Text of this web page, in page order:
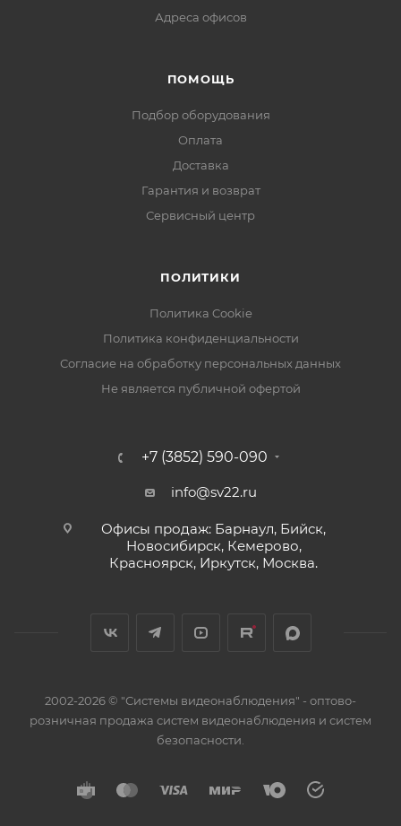
Адреса офисов
ПОМОЩЬ
Подбор оборудования
Оплата
Доставка
Гарантия и возврат
Сервисный центр
ПОЛИТИКИ
Политика Cookie
Политика конфиденциальности
Согласие на обработку персональных данных
Не является публичной офертой
+7 (3852) 590-090
info@sv22.ru
Офисы продаж: Барнаул, Бийск,
Новосибирск, Кемерово,
Красноярск, Иркутск, Москва.
2002-2026 © "Системы видеонаблюдения" - оптово-
розничная продажа систем видеонаблюдения и систем
безопасности.